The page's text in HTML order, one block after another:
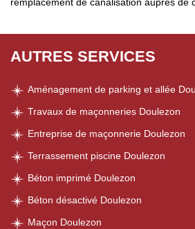
AUTRES SERVICES
Aménagement de parking et allée
Travaux de maçonneries Doulezon
Entreprise de maçonnerie Doulezon
Terrassement piscine Doulezon
Béton imprimé Doulezon
Béton désactivé Doulezon
Maçon Doulezon